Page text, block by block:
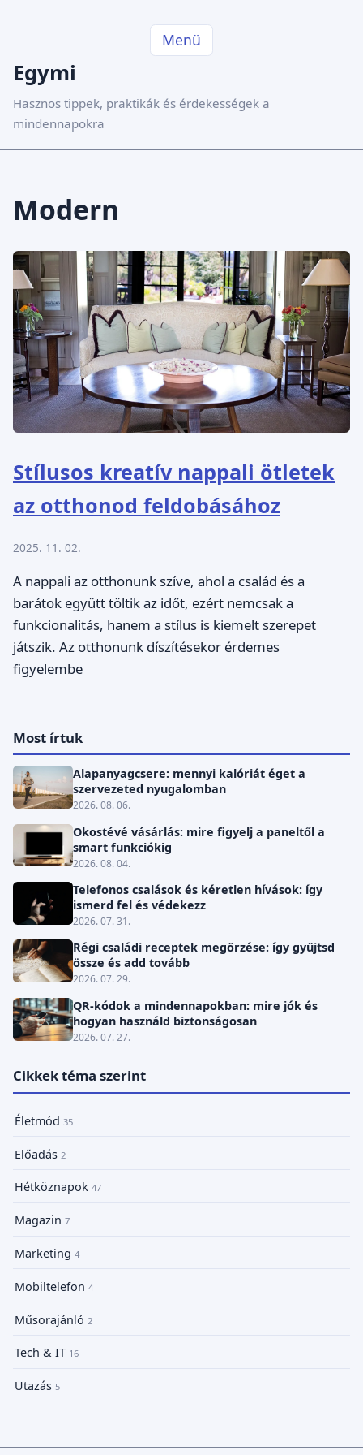
Menü
Egymi
Hasznos tippek, praktikák és érdekességek a
mindennapokra
Modern
Stílusos kreatív nappali ötletek
az otthonod feldobásához
2025. 11. 02.
A nappali az otthonunk szíve, ahol a család és a
barátok együtt töltik az időt, ezért nemcsak a
funkcionalitás, hanem a stílus is kiemelt szerepet
játszik. Az otthonunk díszítésekor érdemes
figyelembe
Most írtuk
Alapanyagcsere: mennyi kalóriát éget a
szervezeted nyugalomban
2026. 08. 06.
Okostévé vásárlás: mire figyelj a paneltől a
smart funkciókig
2026. 08. 04.
Telefonos csalások és kéretlen hívások: így
ismerd fel és védekezz
2026. 07. 31.
Régi családi receptek megőrzése: így gyűjtsd
össze és add tovább
2026. 07. 29.
QR-kódok a mindennapokban: mire jók és
hogyan használd biztonságosan
2026. 07. 27.
Cikkek téma szerint
Életmód 35
Előadás 2
Hétköznapok 47
Magazin 7
Marketing 4
Mobiltelefon 4
Műsorajánló 2
Tech & IT 16
Utazás 5